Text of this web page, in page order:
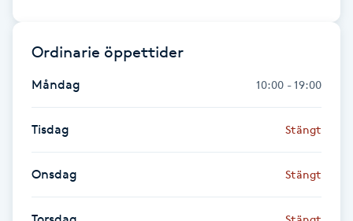
Fet hårbotten
Ordinarie öppettider
Måndag 10:00 - 19:00
Tisdag Stängt
Onsdag Stängt